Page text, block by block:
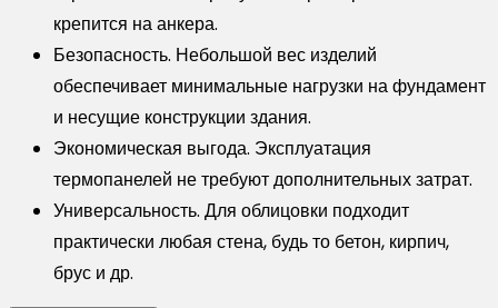
крепится на анкера.
Безопасность. Небольшой вес изделий
обеспечивает минимальные нагрузки на фундамент
и несущие конструкции здания.
Экономическая выгода. Эксплуатация
термопанелей не требуют дополнительных затрат.
Универсальность. Для облицовки подходит
практически любая стена, будь то бетон, кирпич,
брус и др.